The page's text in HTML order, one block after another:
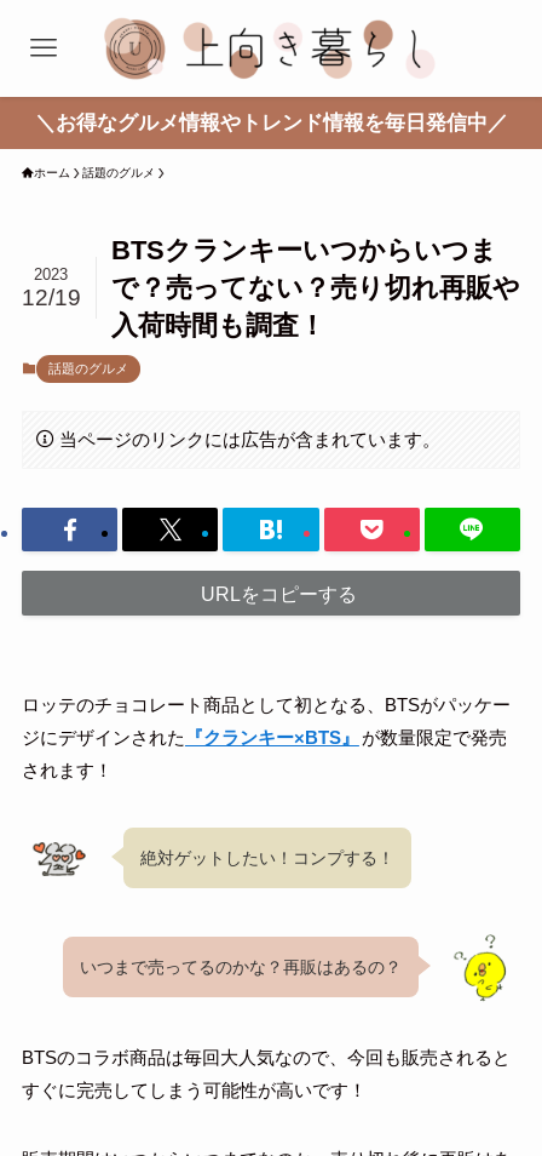
＼お得なグルメ情報やトレンド情報を毎日発信中／
ホーム 話題のグルメ
BTSクランキーいつからいつま
で？売ってない？売り切れ再販や
入荷時間も調査！
2023
12/19
話題のグルメ
当ページのリンクには広告が含まれています。
URLをコピーする
ロッテのチョコレート商品として初となる、BTSがパッケー
ジにデザインされた
『クランキー×BTS』
が数量限定で発売
されます！
絶対ゲットしたい！コンプする！
いつまで売ってるのかな？再販はあるの？
BTSのコラボ商品は毎回大人気なので、今回も販売されると
すぐに完売してしまう可能性が高いです！